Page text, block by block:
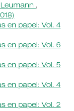
,
en papel: Vol. 4
en papel: Vol. 6
en papel: Vol. 5
en papel: Vol. 4
en papel: Vol. 2